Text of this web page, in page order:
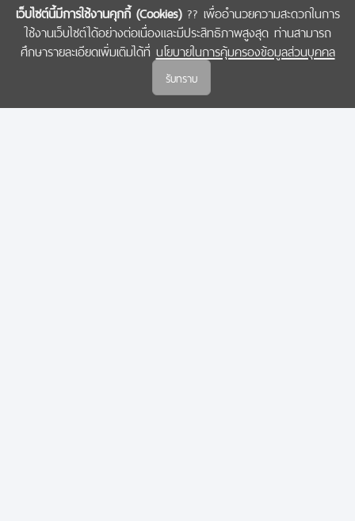
เว็บไซต์นี้มีการใช้งานคุกกี้ (Cookies)?? เพื่ออำนวยความสะดวกในการ
ใช้งานเว็บไซต์ได้อย่างต่อเนื่องและมีประสิทธิภาพสูงสุด ท่านสามารถ
ศึกษารายละเอียดเพิ่มเติมได้ที่ นโยบายในการคุ้มครองข้อมูลส่วนบุคคล
รับทราบ
COPYRIGHT © 2022 สำนักงานคณะกรรมการส่งเสริมวิทยาศาสตร์ วิจัยและนวัตกรรม
(สกสว.)
นโยบายในการคุ้มครองข้อมูลส่วนบุคคล